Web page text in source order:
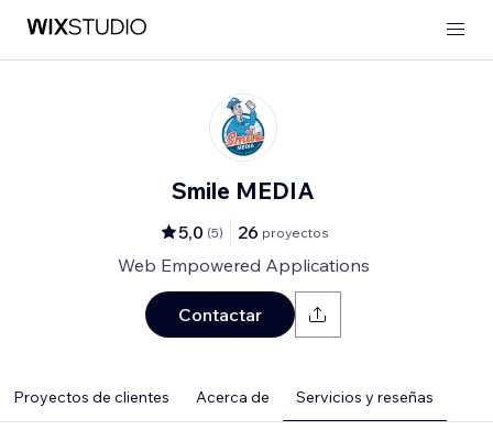
Smile MEDIA
5,0 (5) 26 proyectos
Web Empowered Applications
Contactar
Proyectos de clientes Acerca de Servicios y reseñas